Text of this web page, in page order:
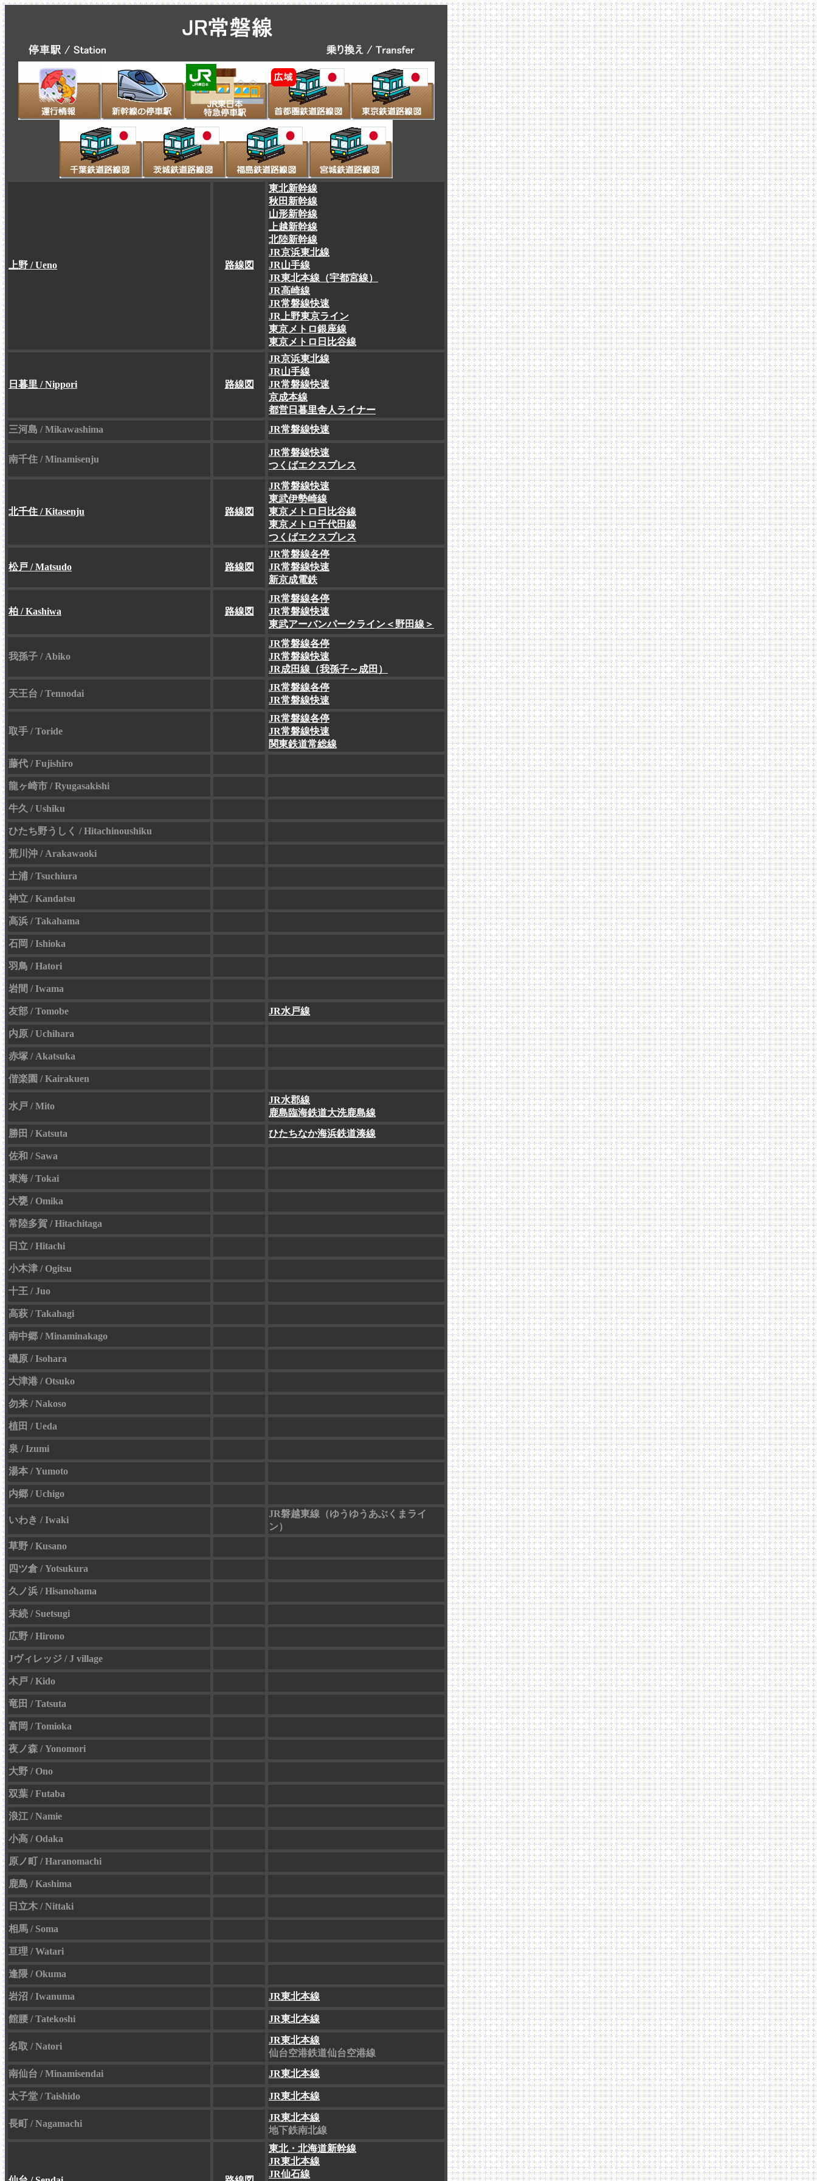
上野 / Ueno 路線図
東北新幹線
秋田新幹線
山形新幹線
上越新幹線
北陸新幹線
JR京浜東北線
JR山手線
JR東北本線（宇都宮線）
JR高崎線
JR常磐線快速
JR上野東京ライン
東京メトロ銀座線
東京メトロ日比谷線
日暮里 / Nippori 路線図
JR京浜東北線
JR山手線
JR常磐線快速
京成本線
都営日暮里舎人ライナー
三河島 / Mikawashima
JR常磐線快速
南千住 / Minamisenju
JR常磐線快速
つくばエクスプレス
北千住 / Kitasenju 路線図
JR常磐線快速
東武伊勢崎線
東京メトロ日比谷線
東京メトロ千代田線
つくばエクスプレス
松戸 / Matsudo 路線図
JR常磐線各停
JR常磐線快速
新京成電鉄
柏 / Kashiwa 路線図
JR常磐線各停
JR常磐線快速
東武アーバンパークライン＜野田線＞
我孫子 / Abiko
JR常磐線各停
JR常磐線快速
JR成田線（我孫子～成田）
天王台 / Tennodai
JR常磐線各停
JR常磐線快速
取手 / Toride
JR常磐線各停
JR常磐線快速
関東鉄道常総線
藤代 / Fujishiro
龍ヶ崎市 / Ryugasakishi
牛久 / Ushiku
ひたち野うしく / Hitachinoushiku
荒川沖 / Arakawaoki
土浦 / Tsuchiura
神立 / Kandatsu
高浜 / Takahama
石岡 / Ishioka
羽鳥 / Hatori
岩間 / Iwama
友部 / Tomobe JR水戸線
内原 / Uchihara
赤塚 / Akatsuka
偕楽園 / Kairakuen
水戸 / Mito
JR水郡線
鹿島臨海鉄道大洗鹿島線
勝田 / Katsuta
ひたちなか海浜鉄道湊線
佐和 / Sawa
東海 / Tokai
大甕 / Omika
常陸多賀 / Hitachitaga
日立 / Hitachi
小木津 / Ogitsu
十王 / Juo
高萩 / Takahagi
南中郷 / Minaminakago
磯原 / Isohara
大津港 / Otsuko
勿来 / Nakoso
植田 / Ueda
泉 / Izumi
湯本 / Yumoto
内郷 / Uchigo
いわき / Iwaki
JR磐越東線（ゆうゆうあぶくまライ
ン）
草野 / Kusano
四ツ倉 / Yotsukura
久ノ浜 / Hisanohama
末続 / Suetsugi
広野 / Hirono
Jヴィレッジ / J village
木戸 / Kido
竜田 / Tatsuta
富岡 / Tomioka
夜ノ森 / Yonomori
大野 / Ono
双葉 / Futaba
浪江 / Namie
小高 / Odaka
原ノ町 / Haranomachi
鹿島 / Kashima
日立木 / Nittaki
相馬 / Soma
亘理 / Watari
逢隈 / Okuma
岩沼 / Iwanuma JR東北本線
館腰 / Tatekoshi JR東北本線
名取 / Natori
JR東北本線
仙台空港鉄道仙台空港線
南仙台 / Minamisendai
JR東北本線
太子堂 / Taishido JR東北本線
長町 / Nagamachi
JR東北本線
地下鉄南北線
東北・北海道新幹線
JR東北本線
JR仙石線